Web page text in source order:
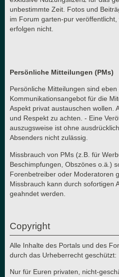
unbestimmte Zeit. Fotos und
im Forum garten-pur
erfolgen nicht.
Persönliche Mitteilungen (PMs)
Persönliche Mitteilungen sind
Kommunikationsangebot für die
Aspekt privat austauschen wollen.
und Respekt zu achten. - Eine
auszugsweise ist ohne
Absenders nicht zulässig.
Missbrauch von PMs (z.B. für
Beschimpfungen, Obszönes o.ä.)
Forenbetreiber oder Moderatoren
Missbrauch kann durch sofortigen
geahndet werden.
Copyright
Alle Inhalte des Portals und des
durch das Urheberrecht geschützt:
Nur für Euren privaten, nicht-